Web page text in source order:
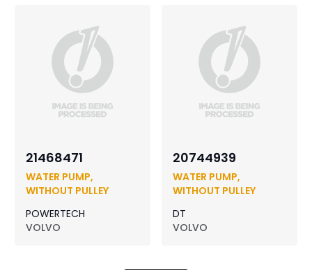
21468471
WATER PUMP,
WITHOUT PULLEY
POWERTECH
VOLVO
20744939
WATER PUMP,
WITHOUT PULLEY
DT
VOLVO